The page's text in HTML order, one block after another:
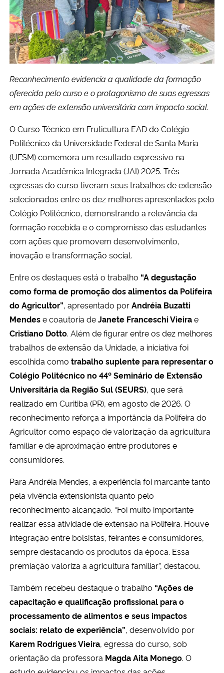
Secretaria-Geral
Secretaria de Governo
Gabinete de Segurança Institucional
Advocacia-Geral da União
Banco Central do Brasil
Planalto
Reconhecimento evidencia a qualidade da formação
oferecida pelo curso e o protagonismo de suas egressas
em ações de extensão universitária com impacto social.
O Curso Técnico em Fruticultura EAD do Colégio
Politécnico da Universidade Federal de Santa Maria
(UFSM) comemora um resultado expressivo na
Jornada Acadêmica Integrada (JAI) 2025. Três
egressas do curso tiveram seus trabalhos de extensão
selecionados entre os dez melhores apresentados pelo
Colégio Politécnico, demonstrando a relevância da
formação recebida e o compromisso das estudantes
com ações que promovem desenvolvimento,
inovação e transformação social.
Entre os destaques está o trabalho “A degustação
como forma de promoção dos alimentos da Polifeira
do Agricultor”, apresentado porAndréia Buzatti
Mendese coautoria deJanete Franceschi Vieirae
Cristiano Dotto. Além de figurar entre os dez melhores
trabalhos de extensão da Unidade, a iniciativa foi
escolhida como trabalho suplente para representar o
Colégio Politécnico no 44º Seminário de Extensão
Universitária da Região Sul (SEURS), que será
realizado em Curitiba (PR), em agosto de 2026. O
reconhecimento reforça a importância da Polifeira do
Agricultor como espaço de valorização da agricultura
familiar e de aproximação entre produtores e
consumidores.
Para Andréia Mendes, a experiência foi marcante tanto
pela vivência extensionista quanto pelo
reconhecimento alcançado. “Foi muito importante
realizar essa atividade de extensão na Polifeira. Houve
integração entre bolsistas, feirantes e consumidores,
sempre destacando os produtos da época. Essa
premiação valoriza a agricultura familiar”, destacou.
Também recebeu destaque o trabalho “Ações de
capacitação e qualificação profissional para o
processamento de alimentos e seus impactos
sociais: relato de experiência”, desenvolvido por
Karem Rodrigues Vieira, egressa do curso, sob
orientação da professora Magda Aita Monego. O